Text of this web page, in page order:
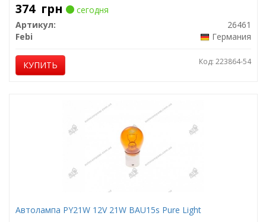
374 грн
сегодня
Артикул:
26461
Febi
Германия
КУПИТЬ Код: 223864-54
Автолампа PY21W 12V 21W BAU15s Pure Light